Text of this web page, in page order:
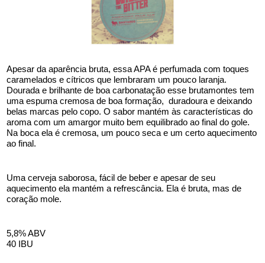
Apesar da aparência bruta, essa APA é perfumada com toques
caramelados e cítricos que lembraram um pouco laranja.
Dourada e brilhante de boa carbonatação esse brutamontes tem
uma espuma cremosa de boa formação,  duradoura e deixando
belas marcas pelo copo. O sabor mantém às características do
aroma com um amargor muito bem equilibrado ao final do gole.
Na boca ela é cremosa, um pouco seca e um certo aquecimento
ao final.
Uma cerveja saborosa, fácil de beber e apesar de seu
aquecimento ela mantém a refrescância. Ela é bruta, mas de
coração mole.
5,8% ABV
40 IBU